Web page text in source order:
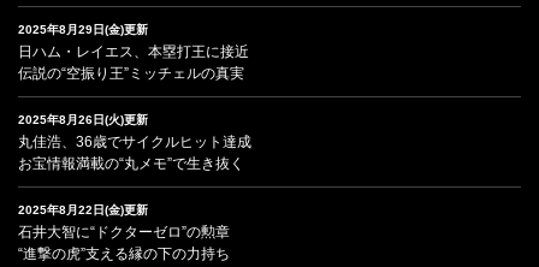
2025年8月29日(金)更新
日ハム・レイエス、本塁打王に接近
伝説の“空振り王”ミッチェルの真実
2025年8月26日(火)更新
丸佳浩、36歳でサイクルヒット達成
お宝情報満載の“丸メモ”で生き抜く
2025年8月22日(金)更新
石井大智に“ドクターゼロ”の勲章
“進撃の虎”支える縁の下の力持ち